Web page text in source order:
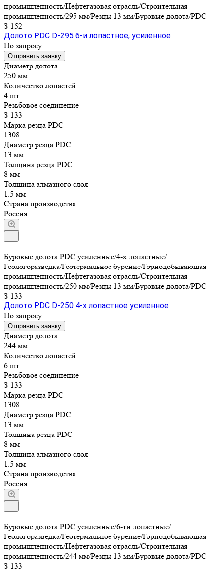
промышленность/Нефтегазовая отрасль/Строительная
промышленность/295 мм/Резцы 13 мм/Буровые долота/PDC
З-152
Долото PDC D-295 6-и лопастное, усиленное
По запросу
Отправить заявку
Диаметр долота
250 мм
Количество лопастей
4 шт
Резьбовое соединение
З-133
Марка резца PDC
1308
Диаметр резца PDC
13 мм
Толщина резца PDC
8 мм
Толщина алмазного слоя
1.5 мм
Страна производства
Россия
Буровые долота PDC усиленные/4-х лопастные/
Геологоразведка/Геотермальное бурение/Горнодобывающая
промышленность/Нефтегазовая отрасль/Строительная
промышленность/250 мм/Резцы 13 мм/Буровые долота/PDC
З-133
Долото PDC D-250 4-х лопастное усиленное
По запросу
Отправить заявку
Диаметр долота
244 мм
Количество лопастей
6 шт
Резьбовое соединение
З-133
Марка резца PDC
1308
Диаметр резца PDC
13 мм
Толщина резца PDC
8 мм
Толщина алмазного слоя
1.5 мм
Страна производства
Россия
Буровые долота PDC усиленные/6-ти лопастные/
Геологоразведка/Геотермальное бурение/Горнодобывающая
промышленность/Нефтегазовая отрасль/Строительная
промышленность/244 мм/Резцы 13 мм/Буровые долота/PDC
З-133